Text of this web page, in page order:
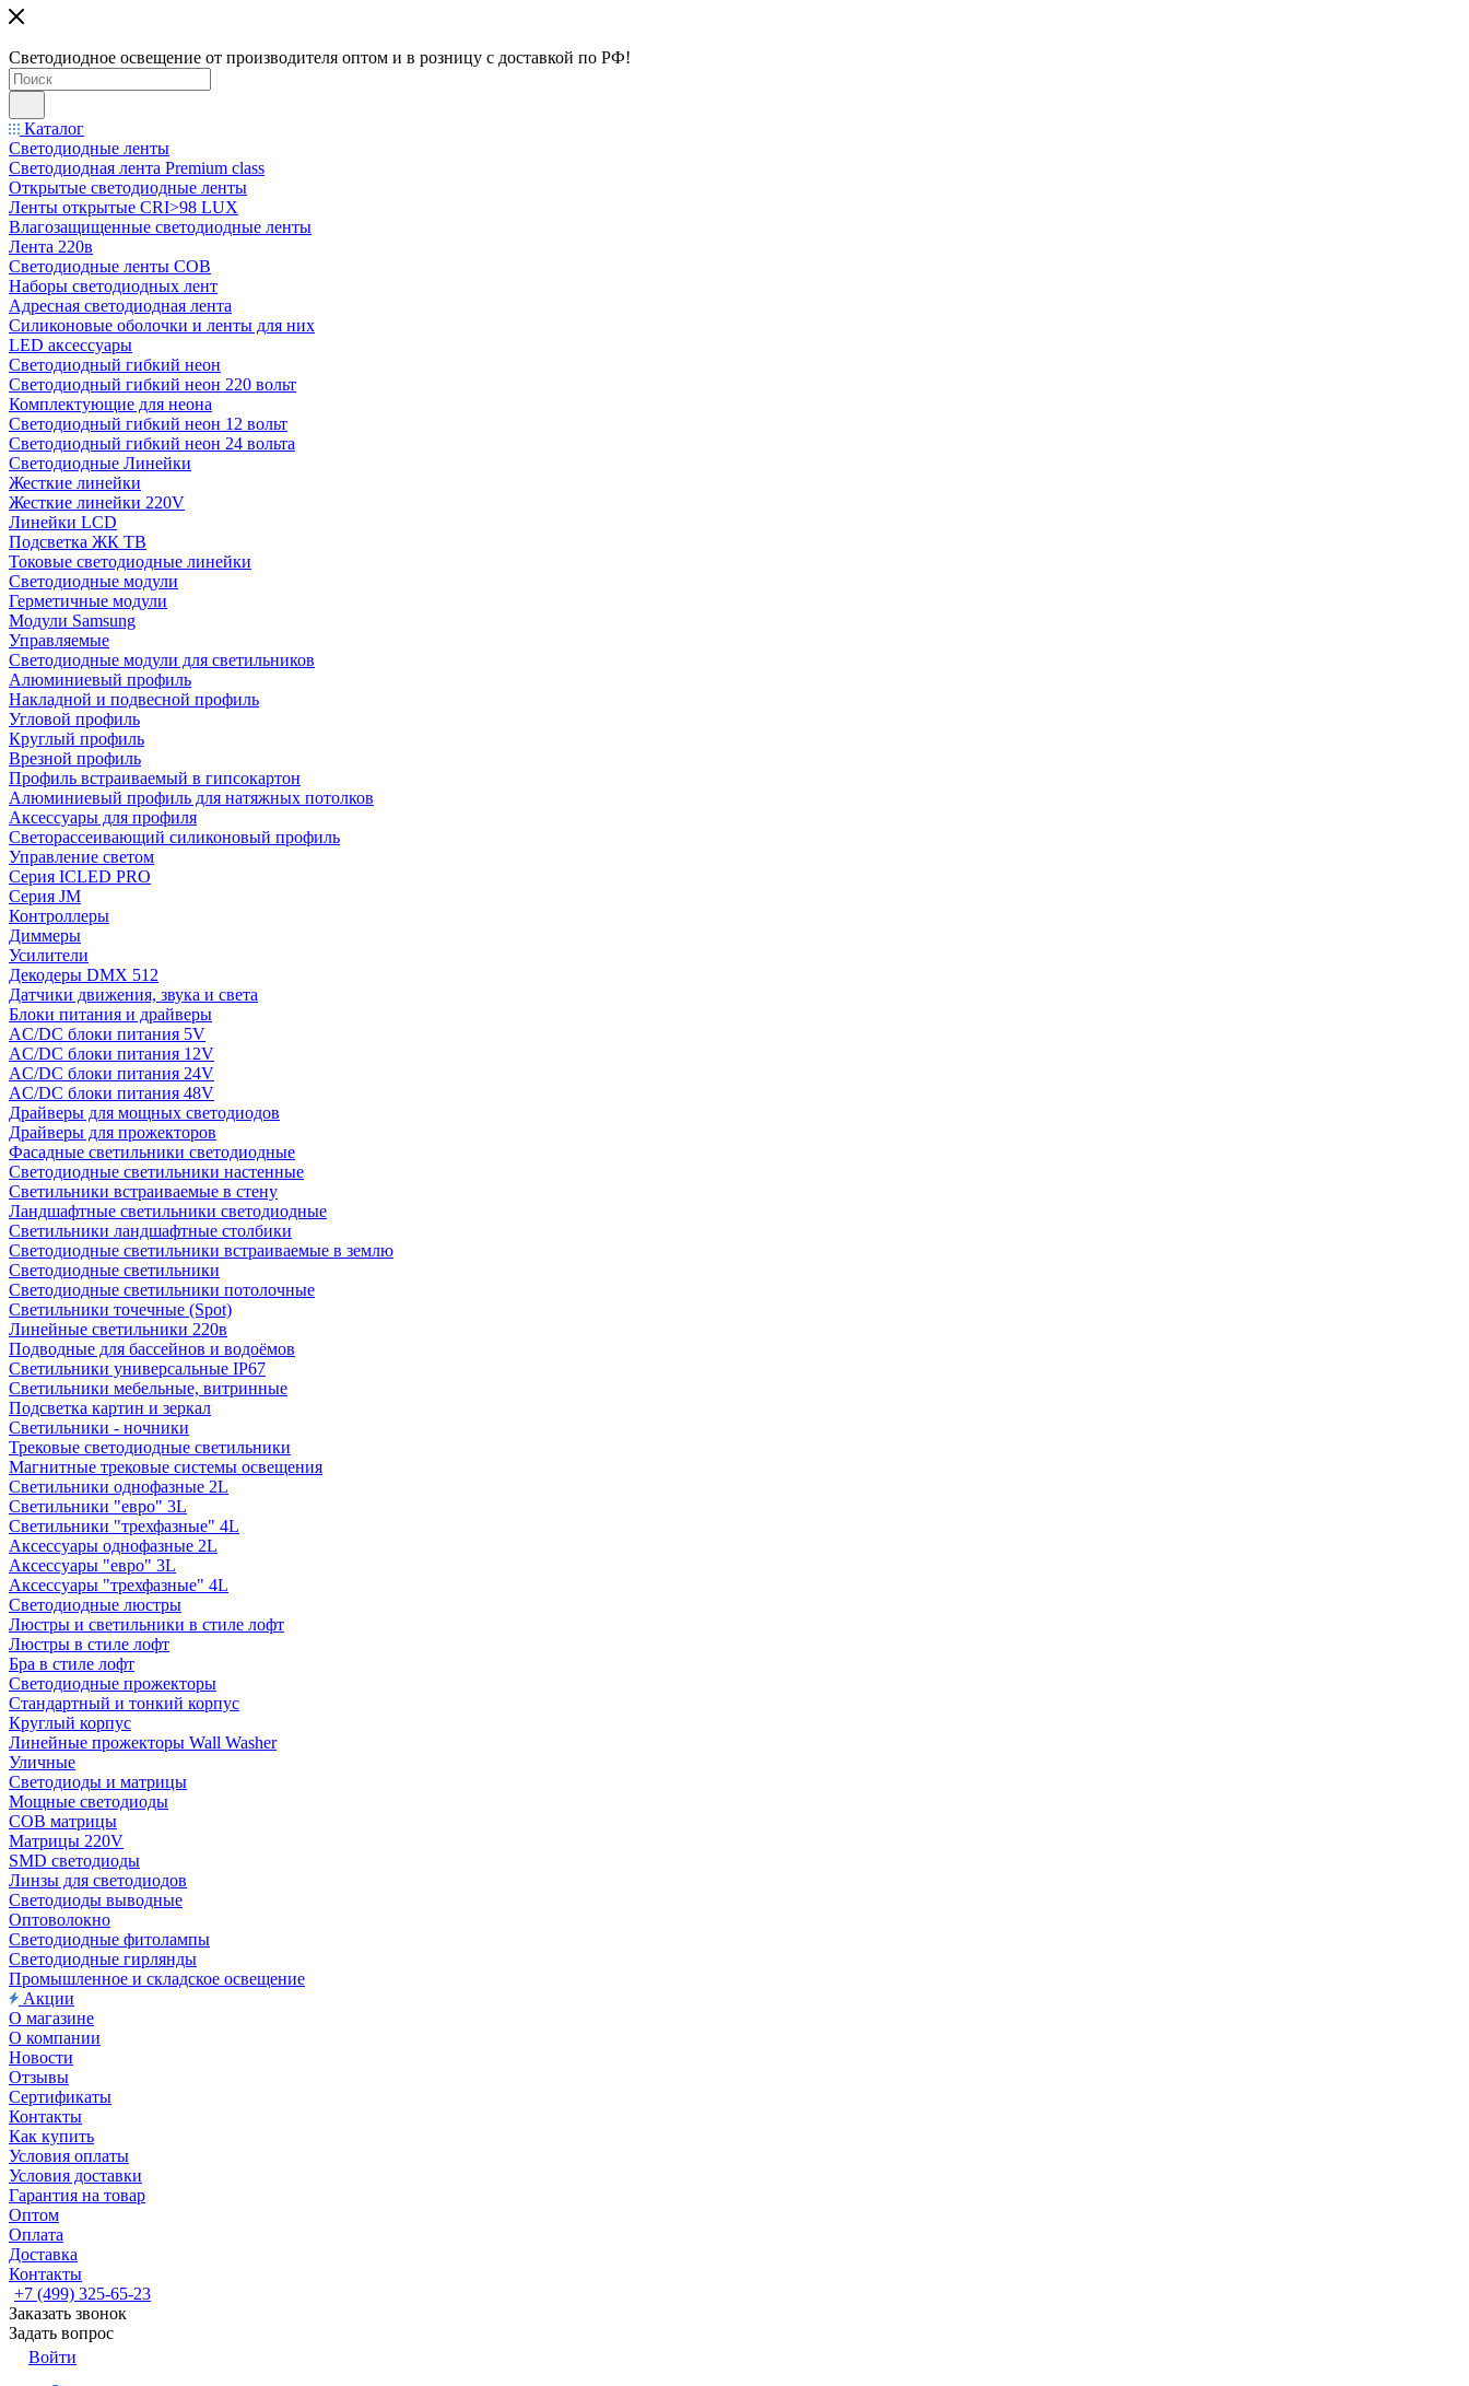
Светодиодное освещение от производителя оптом и в розницу с доставкой по РФ!
Каталог
Светодиодные ленты
Светодиодная лента Premium class
Открытые светодиодные ленты
Ленты открытые CRI>98 LUX
Влагозащищенные светодиодные ленты
Лента 220в
Светодиодные ленты COB
Наборы светодиодных лент
Адресная светодиодная лента
Силиконовые оболочки и ленты для них
LED аксессуары
Светодиодный гибкий неон
Светодиодный гибкий неон 220 вольт
Комплектующие для неона
Светодиодный гибкий неон 12 вольт
Светодиодный гибкий неон 24 вольта
Светодиодные Линейки
Жесткие линейки
Жесткие линейки 220V
Линейки LCD
Подсветка ЖК ТВ
Токовые светодиодные линейки
Светодиодные модули
Герметичные модули
Модули Samsung
Управляемые
Светодиодные модули для светильников
Алюминиевый профиль
Накладной и подвесной профиль
Угловой профиль
Круглый профиль
Врезной профиль
Профиль встраиваемый в гипсокартон
Алюминиевый профиль для натяжных потолков
Аксессуары для профиля
Светорассеивающий силиконовый профиль
Управление светом
Серия ICLED PRO
Серия JM
Контроллеры
Диммеры
Усилители
Декодеры DMX 512
Датчики движения, звука и света
Блоки питания и драйверы
AC/DC блоки питания 5V
AC/DC блоки питания 12V
AC/DC блоки питания 24V
AC/DC блоки питания 48V
Драйверы для мощных светодиодов
Драйверы для прожекторов
Фасадные светильники светодиодные
Светодиодные светильники настенные
Светильники встраиваемые в стену
Ландшафтные светильники светодиодные
Светильники ландшафтные столбики
Светодиодные светильники встраиваемые в землю
Светодиодные светильники
Светодиодные светильники потолочные
Светильники точечные (Spot)
Линейные светильники 220в
Подводные для бассейнов и водоёмов
Светильники универсальные IP67
Светильники мебельные, витринные
Подсветка картин и зеркал
Светильники - ночники
Трековые светодиодные светильники
Магнитные трековые системы освещения
Светильники однофазные 2L
Светильники "евро" 3L
Светильники "трехфазные" 4L
Аксессуары однофазные 2L
Аксессуары "евро" 3L
Аксессуары "трехфазные" 4L
Светодиодные люстры
Люстры и светильники в стиле лофт
Люстры в стиле лофт
Бра в стиле лофт
Светодиодные прожекторы
Стандартный и тонкий корпус
Круглый корпус
Линейные прожекторы Wall Washer
Уличные
Светодиоды и матрицы
Мощные светодиоды
COB матрицы
Матрицы 220V
SMD светодиоды
Линзы для светодиодов
Светодиоды выводные
Оптоволокно
Светодиодные фитолампы
Светодиодные гирлянды
Промышленное и складское освещение
Акции
О магазине
О компании
Новости
Отзывы
Сертификаты
Контакты
Как купить
Условия оплаты
Условия доставки
Гарантия на товар
Оптом
Оплата
Доставка
Контакты
+7 (499) 325-65-23
Заказать звонок
Задать вопрос
Войти